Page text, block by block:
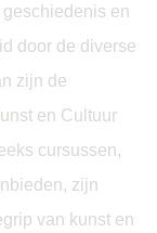
en
door de diverse
zijn de
en Cultuur
cursussen,
zijn
van kunst en